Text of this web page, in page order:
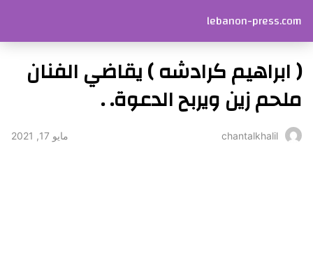
lebanon-press.com
( ابراهيم كرادشه ) يقاضي الفنان
ملحم زين ويربح الدعوة. .
chantalkhalil مايو 17, 2021